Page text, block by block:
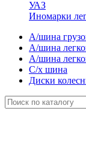
УАЗ
Иномарки
А/шина
А/шина
А/шина
С/х шина
Диски